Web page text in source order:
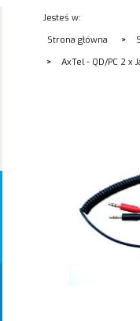
Jesteś w:
Strona główna
AxTel - QD/PC 2 x